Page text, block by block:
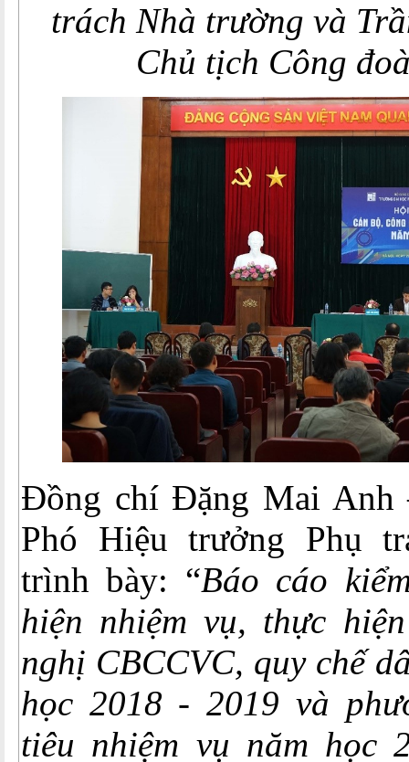
trách Nhà trường và
Chủ tịch Công
Đồng chí Đặng Mai Anh
Phó Hiệu trưởng Phụ
trình bày: “Báo cáo
hiện nhiệm vụ, thực
nghị CBCCVC, quy chế
học 2018 - 2019 và
tiêu nhiệm vụ năm học